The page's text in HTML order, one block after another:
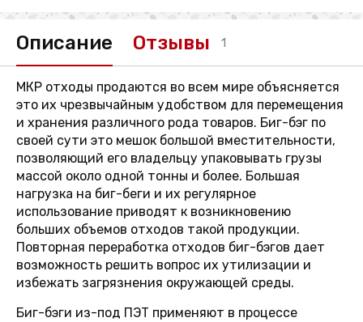
Описание Отзывы 1
МКР отходы продаются во всем мире объясняется
это их чрезвычайным удобством для перемещения
и хранения различного рода товаров. Биг-бэг по
своей сути это мешок большой вместительности,
позволяющий его владельцу упаковывать грузы
массой около одной тонны и более. Большая
нагрузка на биг-беги и их регулярное
использование приводят к возникновению
больших объемов отходов такой продукции.
Повторная переработка отходов биг-бэгов дает
возможность решить вопрос их утилизации и
избежать загрязнения окружающей среды.
Биг-бэги из-под ПЭТ применяют в процессе